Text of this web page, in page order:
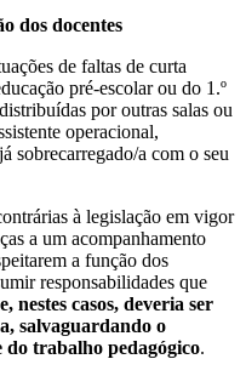
dos docentes
de faltas de curta
pré-escolar ou do 1.º
por outras salas ou
operacional,
sobrecarregado/a com o seu
à legislação em vigor
a um acompanhamento
a função dos
responsabilidades que
nestes casos, deveria ser
salvaguardando o
do trabalho pedagógico.